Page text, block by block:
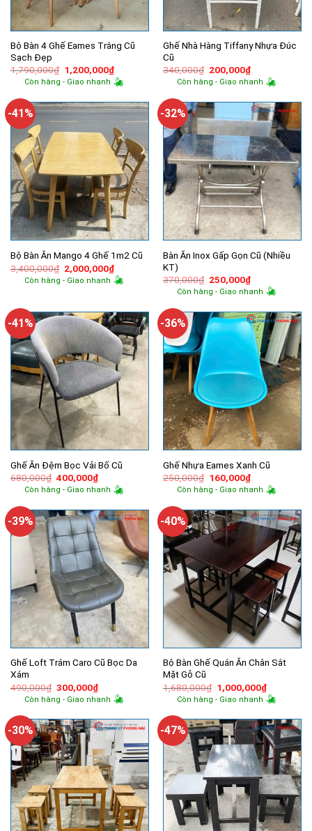
Bộ Bàn 4 Ghế Eames Trắng Cũ
Sạch Đẹp
1,790,000₫ Giá
gốc
là:
1,200,000₫Giá
hiện
tại
1,200,000₫.
Còn hàng - Giao nhanh
Ghế Nhà Hàng Tiffany Nhựa Đúc
Cũ
340,000₫ Giá
gốc
là:
200,000₫Giá
hiện
tại
200,000₫.
Còn hàng - Giao nhanh
-41%
Bộ Bàn Ăn Mango 4 Ghế 1m2 Cũ
3,400,000₫ Giá
gốc
là:
2,000,000₫Giá
hiện
tại
Còn hàng - Giao nhanh
-32%
Bàn Ăn Inox Gấp Gọn Cũ (Nhiều
KT)
370,000₫ Giá
gốc
là:
250,000₫Giá
hiện
tại
250,000₫.
Còn hàng - Giao nhanh
-41%
Ghế Ăn Đệm Bọc Vải Bố Cũ
680,000₫ Giá
gốc
là:
400,000₫Giá
hiện
tại
400,000₫.
Còn hàng - Giao nhanh
-36%
Ghế Nhựa Eames Xanh Cũ
250,000₫ Giá
gốc
là:
160,000₫Giá
hiện
tại
160,000₫.
Còn hàng - Giao nhanh
-39%
Ghế Loft Trám Caro Cũ Bọc Da
Xám
490,000₫ Giá
gốc
là:
300,000₫Giá
hiện
tại
300,000₫.
Còn hàng - Giao nhanh
-40%
Bộ Bàn Ghế Quán Ăn Chân Sắt
Mặt Gỗ Cũ
1,680,000₫ Giá
gốc
là:
1,000,000₫Giá
hiện
tại
Còn hàng - Giao nhanh
-30% -47%